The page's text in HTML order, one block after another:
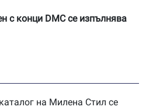
с конци DMC се изпълнява
на Милена Стил се